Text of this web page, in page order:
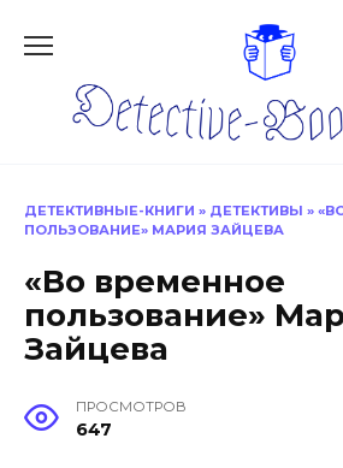
ДЕТЕКТИВНЫЕ-КНИГИ » ДЕТЕКТИВЫ »
ПОЛЬЗОВАНИЕ» МАРИЯ ЗАЙЦЕВА
«Во временное
пользование»
Зайцева
ПРОСМОТРОВ
647